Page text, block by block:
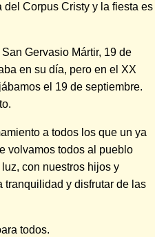
Corpus Cristy y la fiesta es
Gervasio Mártir, 19 de
en su día, pero en el XX
el 19 de septiembre.
a todos los que un ya
volvamos todos al pueblo
con nuestros hijos y
tranquilidad y disfrutar de las
todos.